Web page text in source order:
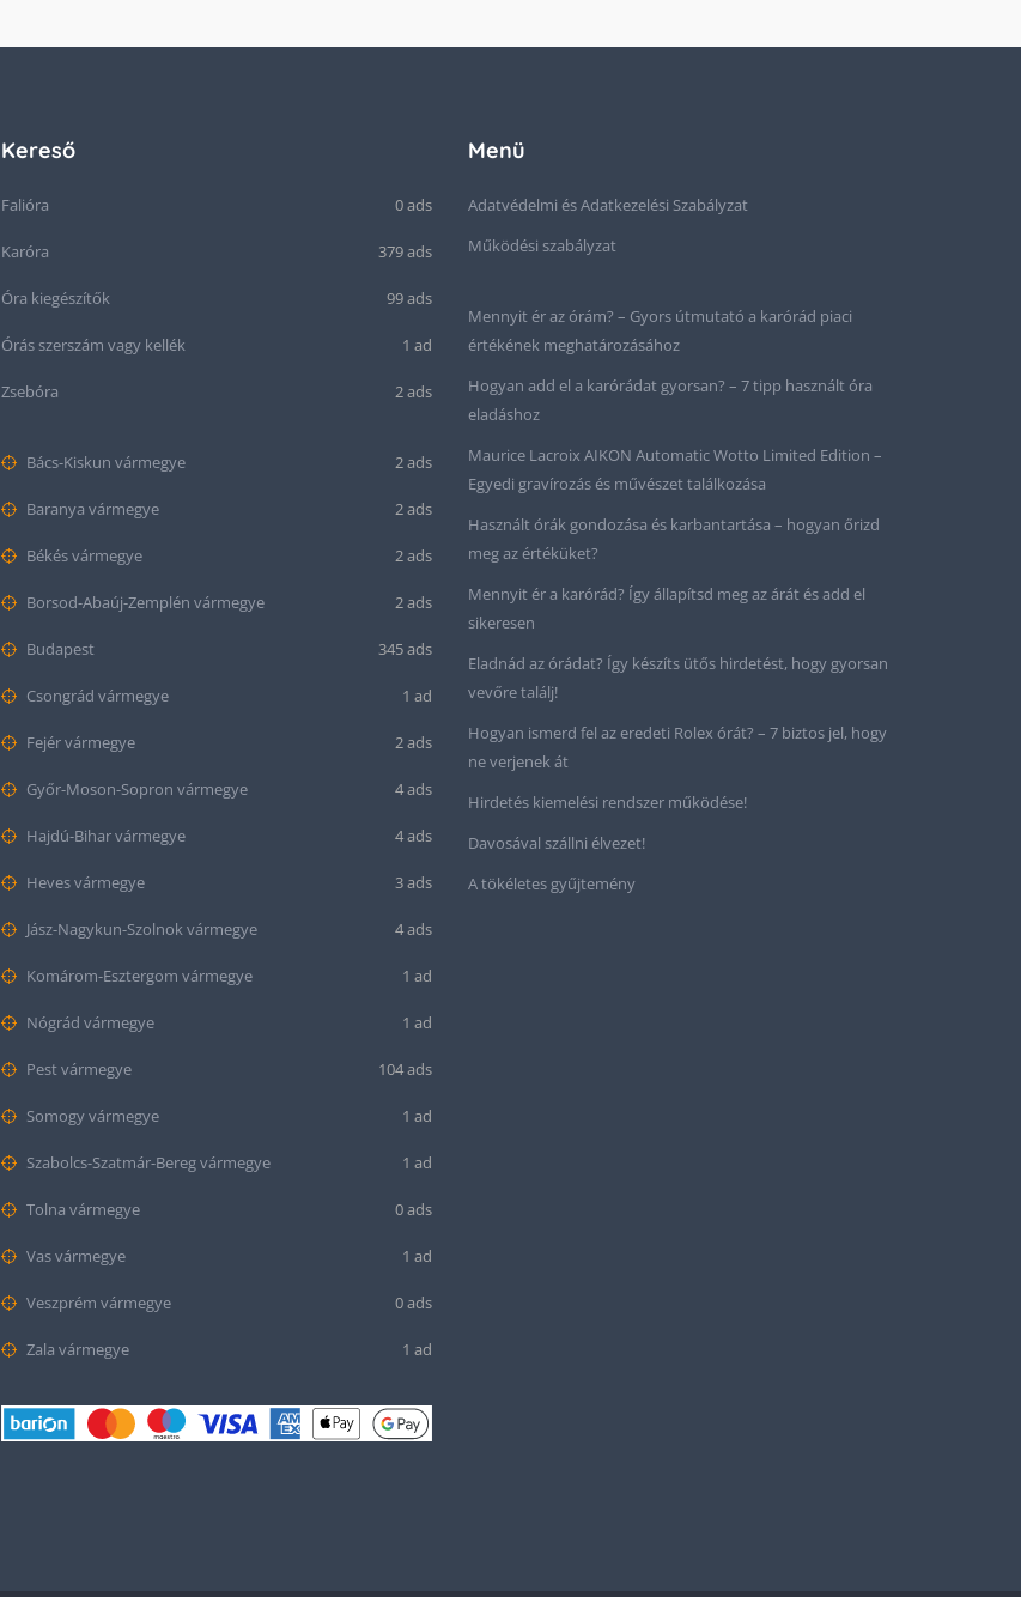
Kereső
Falióra 0 ads
Karóra 379 ads
Óra kiegészítők 99 ads
Órás szerszám vagy kellék 1 ad
Zsebóra 2 ads
Bács-Kiskun vármegye 2 ads
Baranya vármegye 2 ads
Békés vármegye 2 ads
Borsod-Abaúj-Zemplén vármegye 2 ads
Budapest 345 ads
Csongrád vármegye 1 ad
Fejér vármegye 2 ads
Győr-Moson-Sopron vármegye 4 ads
Hajdú-Bihar vármegye 4 ads
Heves vármegye 3 ads
Jász-Nagykun-Szolnok vármegye 4 ads
Komárom-Esztergom vármegye 1 ad
Nógrád vármegye 1 ad
Pest vármegye 104 ads
Somogy vármegye 1 ad
Szabolcs-Szatmár-Bereg vármegye 1 ad
Tolna vármegye 0 ads
Vas vármegye 1 ad
Veszprém vármegye 0 ads
Zala vármegye 1 ad
Menü
Adatvédelmi és Adatkezelési Szabályzat
Működési szabályzat
Mennyit ér az órám? – Gyors útmutató a karórád piaci
értékének meghatározásához
Hogyan add el a karórádat gyorsan? – 7 tipp használt óra
eladáshoz
Maurice Lacroix AIKON Automatic Wotto Limited Edition –
Egyedi gravírozás és művészet találkozása
Használt órák gondozása és karbantartása – hogyan őrizd
meg az értéküket?
Mennyit ér a karórád? Így állapítsd meg az árát és add el
sikeresen
Eladnád az órádat? Így készíts ütős hirdetést, hogy gyorsan
vevőre találj!
Hogyan ismerd fel az eredeti Rolex órát? – 7 biztos jel, hogy
ne verjenek át
Hirdetés kiemelési rendszer működése!
Davosával szállni élvezet!
A tökéletes gyűjtemény